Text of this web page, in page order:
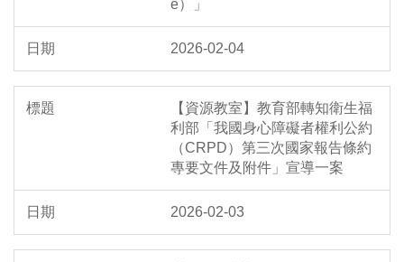
e）」
2026-02-04
【資源教室】教育部轉知衛生福
利部「我國身心障礙者權利公約
（CRPD）第三次國家報告條約
專要文件及附件」宣導一案
2026-02-03